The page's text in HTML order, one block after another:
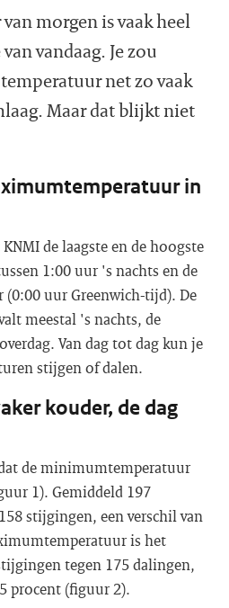
morgen is vaak heel
vandaag. Je zou
net zo vaak
Maar dat blijkt niet
in
de laagste en de hoogste
1:00 uur 's nachts en de
(0:00 uur Greenwich-tijd). De
meestal 's nachts, de
Van dag tot dag kun je
stijgen of dalen.
kouder, de dag
de minimumtemperatuur
1). Gemiddeld 197
stijgingen, een verschil van
is het
tegen 175 dalingen,
procent (figuur 2).